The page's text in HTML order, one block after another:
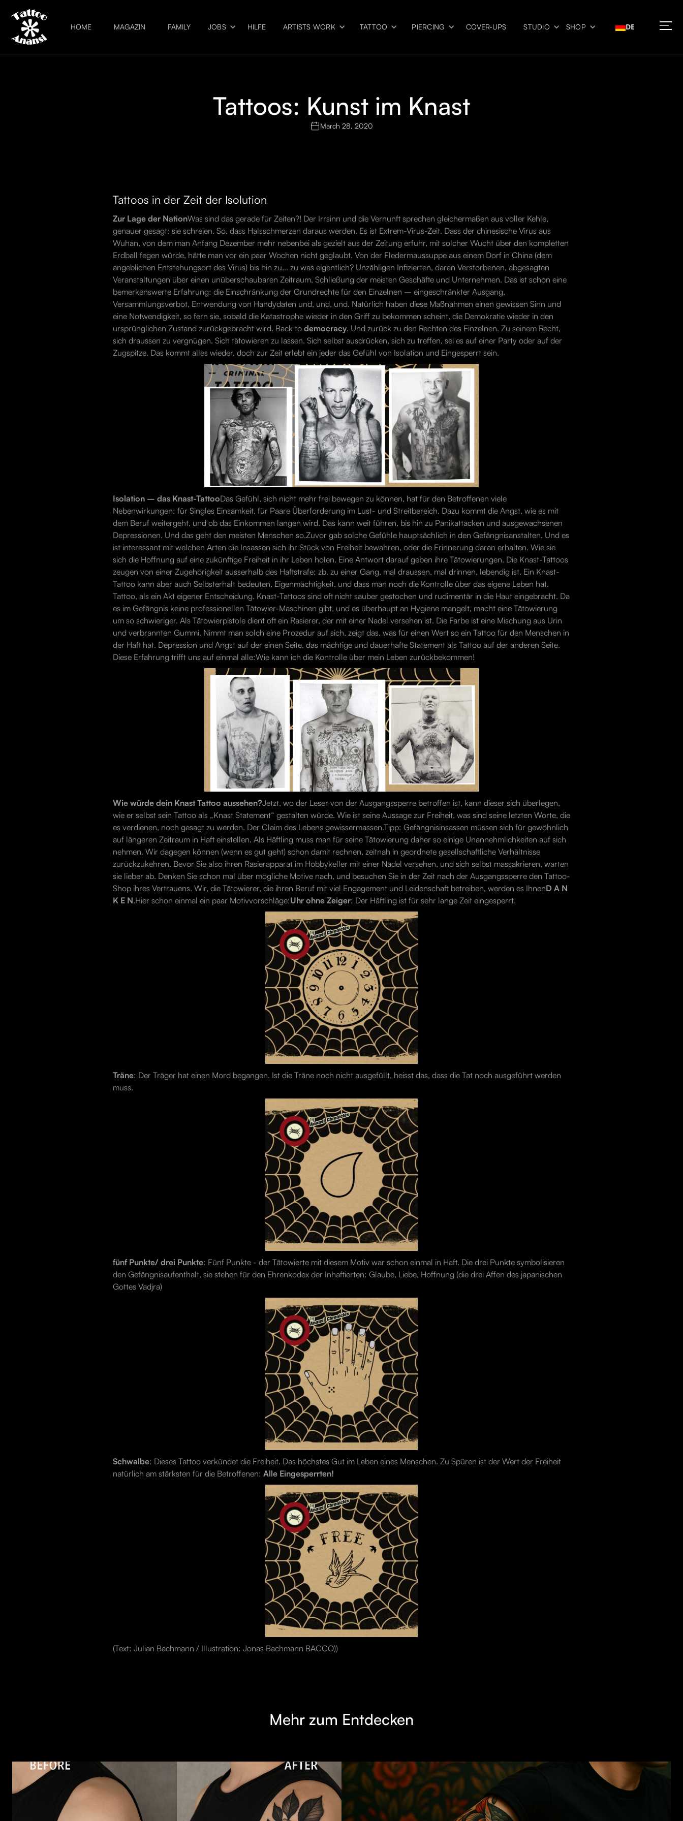
HOME MAGAZIN FAMILY JOBS HILFE ARTISTS WORK TATTOO PIERCING COVER-UPS STUDIO SHOP DE
Tattoos: Kunst im Knast
March 28, 2020
Tattoos in der Zeit der Isolution
Zur Lage der NationWas sind das gerade für Zeiten?! Der Irrsinn und die Vernunft sprechen gleichermaßen aus voller Kehle,
genauer gesagt: sie schreien. So, dass Halsschmerzen daraus werden. Es ist Extrem-Virus-Zeit. Dass der chinesische Virus aus
Wuhan, von dem man Anfang Dezember mehr nebenbei als gezielt aus der Zeitung erfuhr, mit solcher Wucht über den kompletten
Erdball fegen würde, hätte man vor ein paar Wochen nicht geglaubt. Von der Fledermaussuppe aus einem Dorf in China (dem
angeblichen Entstehungsort des Virus) bis hin zu... zu was eigentlich? Unzähligen Infizierten, daran Verstorbenen, abgesagten
Veranstaltungen über einen unüberschaubaren Zeitraum, Schließung der meisten Geschäfte und Unternehmen. Das ist schon eine
bemerkenswerte Erfahrung: die Einschränkung der Grundrechte für den Einzelnen – eingeschränkter Ausgang,
Versammlungsverbot, Entwendung von Handydaten und, und, und. Natürlich haben diese Maßnahmen einen gewissen Sinn und
eine Notwendigkeit, so fern sie, sobald die Katastrophe wieder in den Griff zu bekommen scheint, die Demokratie wieder in den
ursprünglichen Zustand zurückgebracht wird. Back to democracy. Und zurück zu den Rechten des Einzelnen. Zu seinem Recht,
sich draussen zu vergnügen. Sich tätowieren zu lassen. Sich selbst ausdrücken, sich zu treffen, sei es auf einer Party oder auf der
Zugspitze. Das kommt alles wieder, doch zur Zeit erlebt ein jeder das Gefühl von Isolation und Eingesperrt sein.
Isolation – das Knast-TattooDas Gefühl, sich nicht mehr frei bewegen zu können, hat für den Betroffenen viele
Nebenwirkungen: für Singles Einsamkeit, für Paare Überforderung im Lust- und Streitbereich. Dazu kommt die Angst, wie es mit
dem Beruf weitergeht, und ob das Einkommen langen wird. Das kann weit führen, bis hin zu Panikattacken und ausgewachsenen
Depressionen. Und das geht den meisten Menschen so.Zuvor gab solche Gefühle hauptsächlich in den Gefängnisanstalten. Und es
ist interessant mit welchen Arten die Insassen sich ihr Stück von Freiheit bewahren, oder die Erinnerung daran erhalten. Wie sie
sich die Hoffnung auf eine zukünftige Freiheit in ihr Leben holen. Eine Antwort darauf geben ihre Tätowierungen. Die Knast-Tattoos
zeugen von einer Zugehörigkeit ausserhalb des Haftstrafe; zb. zu einer Gang, mal draussen, mal drinnen, lebendig ist. Ein Knast-
Tattoo kann aber auch Selbsterhalt bedeuten, Eigenmächtigkeit, und dass man noch die Kontrolle über das eigene Leben hat.
Tattoo, als ein Akt eigener Entscheidung. Knast-Tattoos sind oft nicht sauber gestochen und rudimentär in die Haut eingebracht. Da
es im Gefängnis keine professionellen Tätowier-Maschinen gibt, und es überhaupt an Hygiene mangelt, macht eine Tätowierung
um so schwieriger. Als Tätowierpistole dient oft ein Rasierer, der mit einer Nadel versehen ist. Die Farbe ist eine Mischung aus Urin
und verbrannten Gummi. Nimmt man solch eine Prozedur auf sich, zeigt das, was für einen Wert so ein Tattoo für den Menschen in
der Haft hat. Depression und Angst auf der einen Seite, das mächtige und dauerhafte Statement als Tattoo auf der anderen Seite.
Diese Erfahrung trifft uns auf einmal alle:Wie kann ich die Kontrolle über mein Leben zurückbekommen!
Wie würde dein Knast Tattoo aussehen?Jetzt, wo der Leser von der Ausgangssperre betroffen ist, kann dieser sich überlegen,
wie er selbst sein Tattoo als „Knast Statement“ gestalten würde. Wie ist seine Aussage zur Freiheit, was sind seine letzten Worte, die
es verdienen, noch gesagt zu werden. Der Claim des Lebens gewissermassen.Tipp: Gefängnisinsassen müssen sich für gewöhnlich
auf längeren Zeitraum in Haft einstellen. Als Häftling muss man für seine Tätowierung daher so einige Unannehmlichkeiten auf sich
nehmen. Wir dagegen können (wenn es gut geht) schon damit rechnen, zeitnah in geordnete gesellschaftliche Verhältnisse
zurückzukehren. Bevor Sie also ihren Rasierapparat im Hobbykeller mit einer Nadel versehen, und sich selbst massakrieren, warten
sie lieber ab. Denken Sie schon mal über mögliche Motive nach, und besuchen Sie in der Zeit nach der Ausgangssperre den Tattoo-
Shop ihres Vertrauens. Wir, die Tätowierer, die ihren Beruf mit viel Engagement und Leidenschaft betreiben, werden es IhnenD A N
K E N.Hier schon einmal ein paar Motivvorschläge:Uhr ohne Zeiger: Der Häftling ist für sehr lange Zeit eingesperrt.
Träne: Der Träger hat einen Mord begangen. Ist die Träne noch nicht ausgefüllt, heisst das, dass die Tat noch ausgeführt werden
muss.
fünf Punkte/ drei Punkte: Fünf Punkte - der Tätowierte mit diesem Motiv war schon einmal in Haft. Die drei Punkte symbolisieren
den Gefängnisaufenthalt, sie stehen für den Ehrenkodex der Inhaftierten: Glaube, Liebe, Hoffnung (die drei Affen des japanischen
Gottes Vadjra)
Schwalbe: Dieses Tattoo verkündet die Freiheit. Das höchstes Gut im Leben eines Menschen. Zu Spüren ist der Wert der Freiheit
natürlich am stärksten für die Betroffenen: Alle Eingesperrten!
(Text: Julian Bachmann / Illustration: Jonas Bachmann BACCO))
Mehr zum Entdecken